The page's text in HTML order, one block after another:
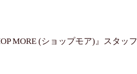
MORE (ショップモア)』スタッフ